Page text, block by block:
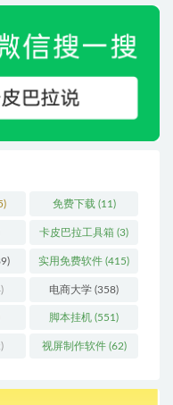
免费下载 (11)
卡皮巴拉工具箱 (3)
实用免费软件 (415)
电商大学 (358)
脚本挂机 (551)
视屏制作软件(62)